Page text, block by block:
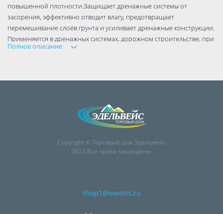
повышенной плотности.Защищает дренажные системы от
засорения, эффективно отводит влагу, предотвращает
перемешивание слоёв грунта и усиливает дренажные конструкции.
Применяется в дренажных системах, дорожном строительстве, при
строительстве парковок, садовых дорожек, в ландшафтном
Функции дренажного геотекстиля:
защищает дренажные системы от засорения,
эффективно отводит влагу,
предотвращает перемешивание слоёв грунта,
Полное описание
Copyright © Торговый дом Эдельвейс
2023 Все права защищены
shop1@eweiss.ru